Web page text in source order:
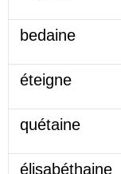
bedaine
éteigne
quétaine
élisabéthaine